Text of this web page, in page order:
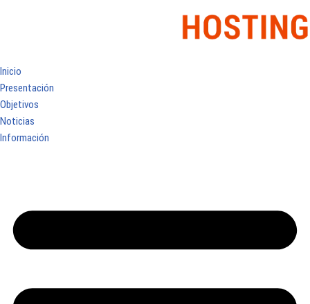
Inicio
Presentación
Objetivos
Noticias
Información